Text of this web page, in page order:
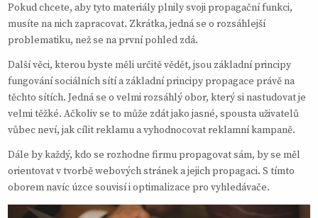
Pokud chcete, aby tyto materiály plnily svoji propagační funkci,
musíte na nich zapracovat. Zkrátka, jedná se o rozsáhlejší
problematiku, než se na první pohled zdá.
Další věci, kterou byste měli určitě vědět, jsou základní principy
fungování sociálních sítí a základní principy propagace právě na
těchto sítích. Jedná se o velmi rozsáhlý obor, který si nastudovat je
velmi těžké. Ačkoliv se to může zdát jako jasné, spousta uživatelů
vůbec neví, jak cílit reklamu a vyhodnocovat reklamní kampaně.
Dále by každý, kdo se rozhodne firmu propagovat sám, by se měl
orientovat v tvorbě webových stránek a jejich propagaci. S tímto
oborem navíc úzce souvisí i optimalizace pro vyhledávače.